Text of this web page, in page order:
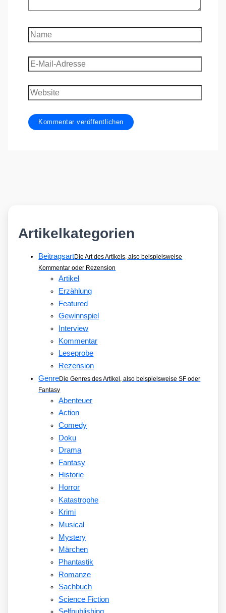
Name
E-
Mail-
Adresse
Website
Artikelkategorien
BeitragsartDie Art des Artikels, also beispielsweise
Kommentar oder Rezension
Artikel
Erzählung
Featured
Gewinnspiel
Interview
Kommentar
Leseprobe
Rezension
GenreDie Genres des Artikel, also beispielsweise SF oder
Fantasy
Abenteuer
Action
Comedy
Doku
Drama
Fantasy
Historie
Horror
Katastrophe
Krimi
Musical
Mystery
Märchen
Phantastik
Romanze
Sachbuch
Science Fiction